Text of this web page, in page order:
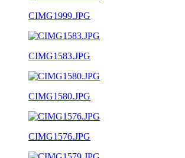
CIMG1999.JPG
CIMG1583.JPG
CIMG1580.JPG
CIMG1576.JPG